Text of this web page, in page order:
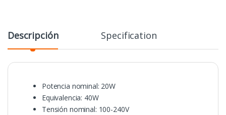
Descripción Specification
Potencia nominal: 20W
Equivalencia: 40W
Tensión nominal: 100-240V